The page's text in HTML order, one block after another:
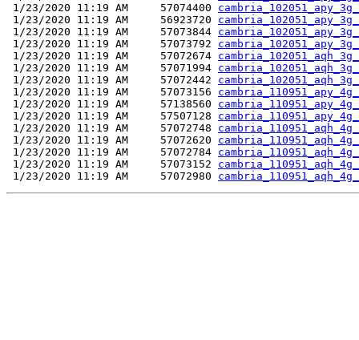
1/23/2020 11:19 AM     57074400
1/23/2020 11:19 AM     56923720
1/23/2020 11:19 AM     57073844
1/23/2020 11:19 AM     57073792
1/23/2020 11:19 AM     57072674
1/23/2020 11:19 AM     57071994
1/23/2020 11:19 AM     57072442
1/23/2020 11:19 AM     57073156
1/23/2020 11:19 AM     57138560
1/23/2020 11:19 AM     57507128
1/23/2020 11:19 AM     57072748
1/23/2020 11:19 AM     57072620
1/23/2020 11:19 AM     57072784
1/23/2020 11:19 AM     57073152
1/23/2020 11:19 AM     57072980